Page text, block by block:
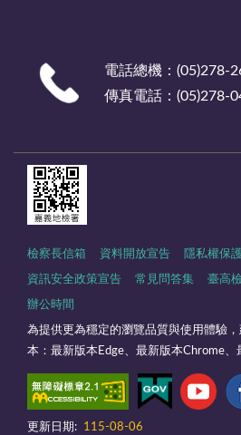
電話總機：(05)278-
傳真電話：(05)278-
檢察長信箱 資料開放宣告 隱私權保
資訊安全政策宣告 常見問答集 臺高
辦公時間
為提供更為穩定的瀏覽品質與使用體驗
本：最新版本Edge、最新版本Chrome、
更新日期: 115-08-06